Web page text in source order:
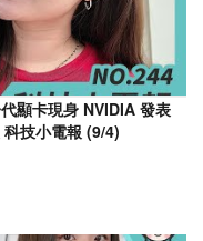
顯卡現身 NVIDIA 發表
技小電報 (9/4)